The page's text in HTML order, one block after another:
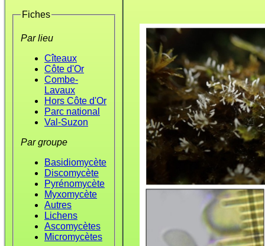
Fiches
Par lieu
Cîteaux
Côte d'Or
Combe-
Lavaux
Hors Côte d'Or
Parc national
Val-Suzon
Par groupe
Basidiomycète
Discomycète
Pyrénomycète
Myxomycète
Autres
Lichens
Ascomycètes
Micromycètes